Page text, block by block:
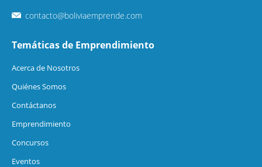
contacto@boliviaemprende.com
Temáticas de Emprendimiento
Acerca de Nosotros
Quiénes Somos
Contáctanos
Emprendimiento
Concursos
Eventos